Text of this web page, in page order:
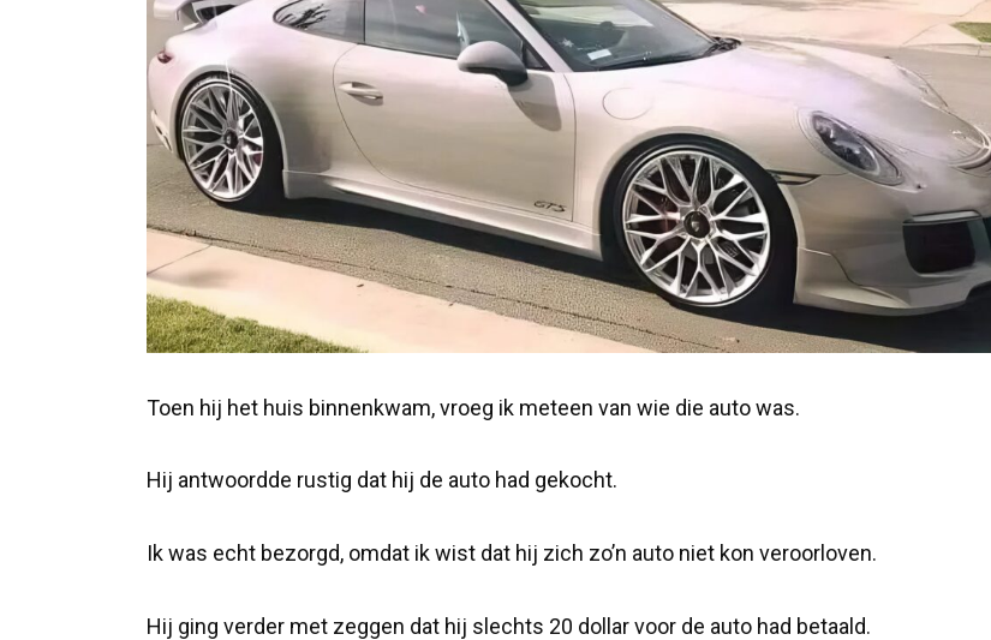
Toen hij het huis binnenkwam, vroeg ik meteen van wie die auto was.
Hij antwoordde rustig dat hij de auto had gekocht.
Ik was echt bezorgd, omdat ik wist dat hij zich zo’n auto niet kon veroorloven.
Hij ging verder met zeggen dat hij slechts 20 dollar voor de auto had betaald.